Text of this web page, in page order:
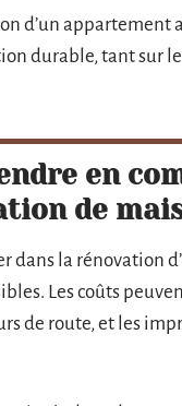
d’un appartement
durable, tant sur
en
de
dans la rénovation
Les coûts
de route, et les